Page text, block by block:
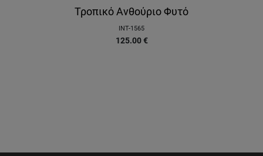
Τροπικό Ανθούριο Φυτό
INT-1565
125.00 €